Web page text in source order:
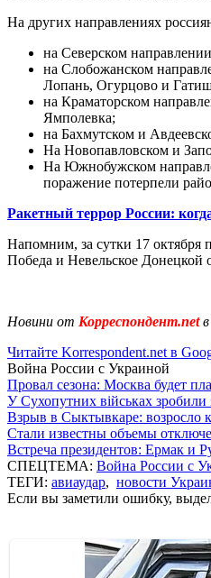
На других направлениях
на Северском
на Слобожанском
Лопань, Огурцово и
на Краматорском
Ямполевка;
на Бахмутском и
На Новопавловском и
На Южнобужском
поражение потерпели
Ракетный террор России:
Напомним, за сутки 17 октября
Победа и Невельское Донецкой
Новини от Корреспондент.net
Читайте Korrespondent.net в
Война России с Украиной
Провал сезона: Москва будет
У Сухопутних військах зробили
Взрыв в Сыктывкаре: возросло
Стали известны объемы
Встреча президентов: Ермак и
СПЕЦТЕМА: Война России с
ТЕГИ: авиаудар, новости
Если вы заметили ошибку,